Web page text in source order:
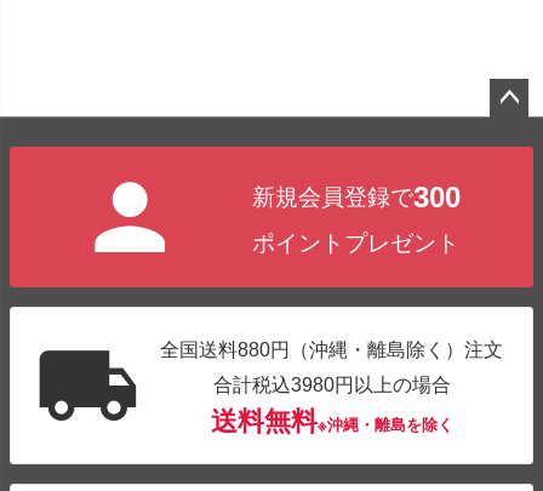
新規会員登録で300
ポイントプレゼント
全国送料880円（沖縄・離島除く）注文
合計税込3980円以上の場合
送料無料※沖縄・離島を除く